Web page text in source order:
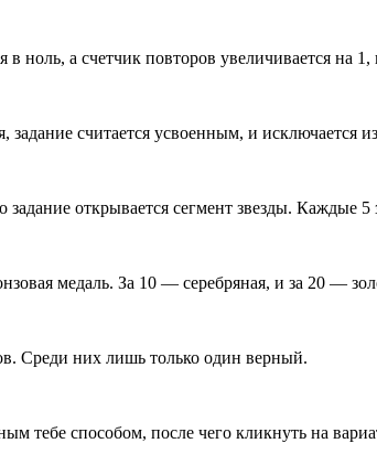
ноль, а счетчик повторов увеличивается на 1,
задание считается усвоенным, и
открывается сегмент звезды. Каждые
медаль. За 10 — серебряная, и за 20 —
Среди них лишь только один верный.
тебе способом, после чего кликнуть на